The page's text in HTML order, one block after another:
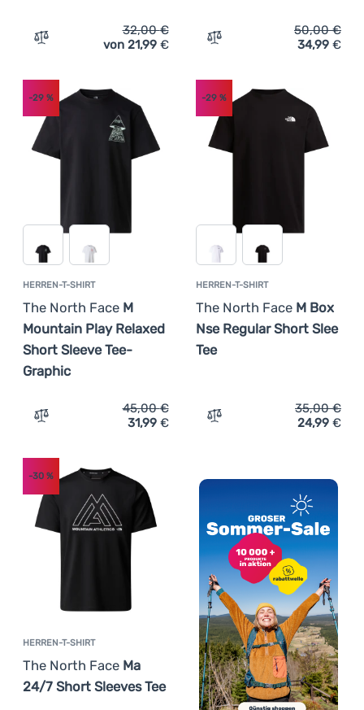
Zum Vergleich 'Herren-T-Shirt The North Face
32,00€
von 21,99 € Zum Vergleich 'Herren-T-
50,00€
34,99 €
HERREN-T-SHIRT
The North Face M
Mountain Play Relaxed
Short Sleeve Tee-
Graphic
-29 %
Zum Vergleich 'Herren-T-Shirt The North Face M
45,00€
31,99 €
HERREN-T-SHIRT
The North Face M Box
Nse Regular Short Slee
Tee
-29%
Zum Vergleich 'Herren-T-
35,00€
24,99 €
HERREN-T-SHIRT
The North Face Ma
24/7 Short Sleeves Tee
-30 %